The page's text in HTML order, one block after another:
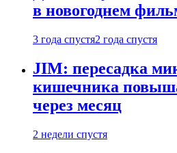
в новогоднем
3 года спустя2 года спустя
JIM: пересадка
кишечника
через месяц
2 недели спустя